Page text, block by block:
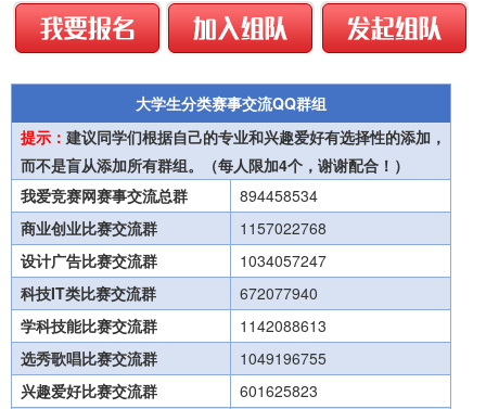
大学生分类赛事交流QQ群组
提示： 建议同学们根据自己的专业和兴趣爱好有选择性的添加，
而不是盲从添加所有群组。（每人限加4个，谢谢配合！）
我爱竞赛网赛事交流总群
894458534
商业创业比赛交流群
1157022768
设计广告比赛交流群
1034057247
科技IT类比赛交流群
672077940
学科技能比赛交流群
1142088613
选秀歌唱比赛交流群
1049196755
兴趣爱好比赛交流群
601625823